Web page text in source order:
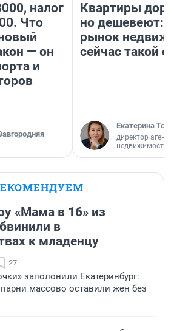
налог
Что
— он
и
Квартиры
но дешевеют:
рынок
сейчас такой
Екатерина
директор
недвижимости
«Мама в 16» из
в
к младенцу
27
заполонили Екатеринбург:
массово оставили жен без